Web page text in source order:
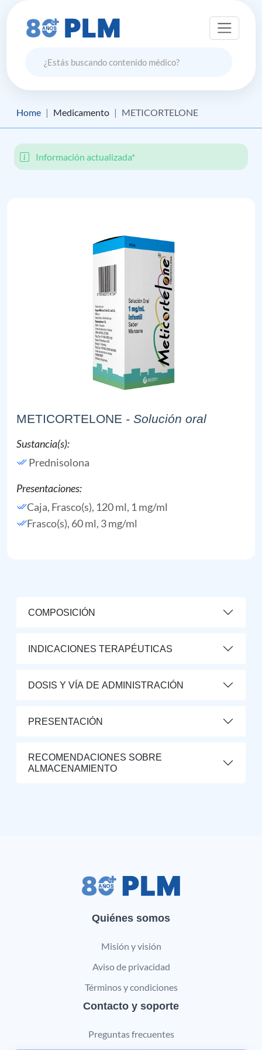
Home Medicamento METICORTELONE
Información actualizada*
METICORTELONE - Solución oral
Sustancia(s):
Prednisolona
Presentaciones:
Caja, Frasco(s), 120 ml, 1 mg/ml
Frasco(s), 60 ml, 3 mg/ml
COMPOSICIÓN
INDICACIONES TERAPÉUTICAS
DOSIS Y VÍA DE ADMINISTRACIÓN
PRESENTACIÓN
RECOMENDACIONES SOBRE
ALMACENAMIENTO
Quiénes somos
Misión y visión
Aviso de privacidad
Términos y condiciones
Contacto y soporte
Preguntas frecuentes